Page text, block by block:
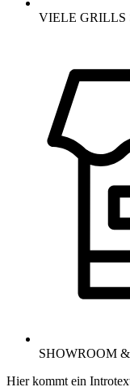
VIELE GRILLS
SHOWROOM
Hier kommt ein